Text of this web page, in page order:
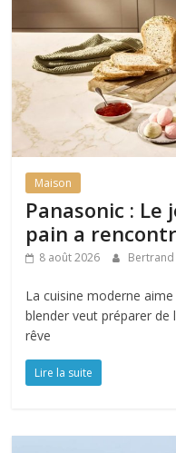
Maison
Panasonic : Le
pain a
8 août 2026 Bertrand
La cuisine moderne
blender veut préparer
rêve
Lire la suite